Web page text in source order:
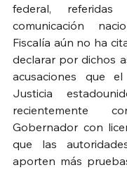
federal,
comunicación
Fiscalía aún no ha
declarar por dichos
acusaciones que
Justicia
recientemente
Gobernador con
que las
aporten más